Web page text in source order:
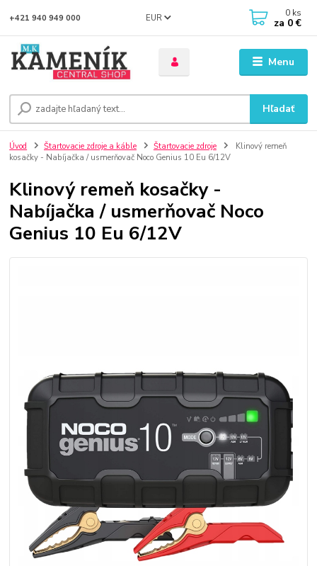
Menu
EUR
Hľadať
+421 940 949 000 0 ks
za 0 €
Úvod Štartovacie zdroje a káble Štartovacie zdroje
Klinový remeň
kosačky - Nabíjačka / usmerňovač Noco Genius 10 Eu 6/12V
Klinový remeň kosačky -
Nabíjačka / usmerňovač Noco
Genius 10 Eu 6/12V